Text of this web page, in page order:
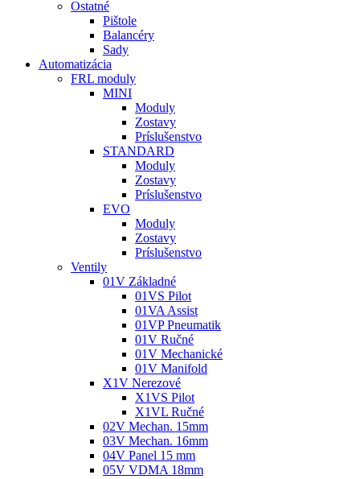
Ostatné
Pištole
Balancéry
Sady
Automatizácia
FRL moduly
MINI
Moduly
Zostavy
Príslušenstvo
STANDARD
Moduly
Zostavy
Príslušenstvo
EVO
Moduly
Zostavy
Príslušenstvo
Ventily
01V Základné
01VS Pilot
01VA Assist
01VP Pneumatik
01V Ručné
01V Mechanické
01V Manifold
X1V Nerezové
X1VS Pilot
X1VL Ručné
02V Mechan. 15mm
03V Mechan. 16mm
04V Panel 15 mm
05V VDMA 18mm